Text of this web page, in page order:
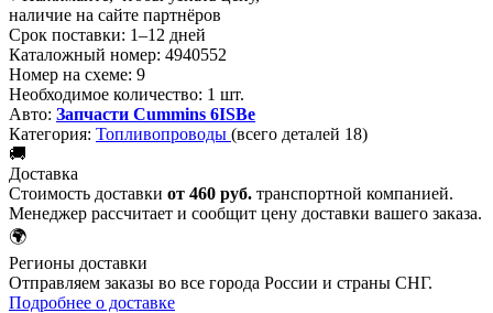
наличие на сайте партнёров
Срок поставки: 1–12 дней
Каталожный номер: 4940552
Номер на схеме: 9
Необходимое количество: 1 шт.
Авто: Запчасти Cummins 6ISBe
Категория: Топливопроводы (всего деталей 18)
🚚
Доставка
Стоимость доставки от 460 руб. транспортной компанией.
Менеджер рассчитает и сообщит цену доставки вашего заказа.
🌍
Регионы доставки
Отправляем заказы во все города России и страны СНГ.
Подробнее о доставке